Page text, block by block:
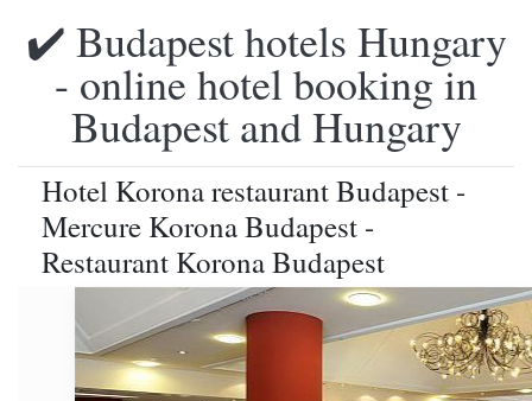
✔️ Budapest hotels Hungary
- online hotel booking in
Budapest and Hungary
Hotel Korona restaurant Budapest -
Mercure Korona Budapest -
Restaurant Korona Budapest